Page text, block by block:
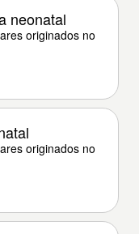
neonatal
originados no
originados no